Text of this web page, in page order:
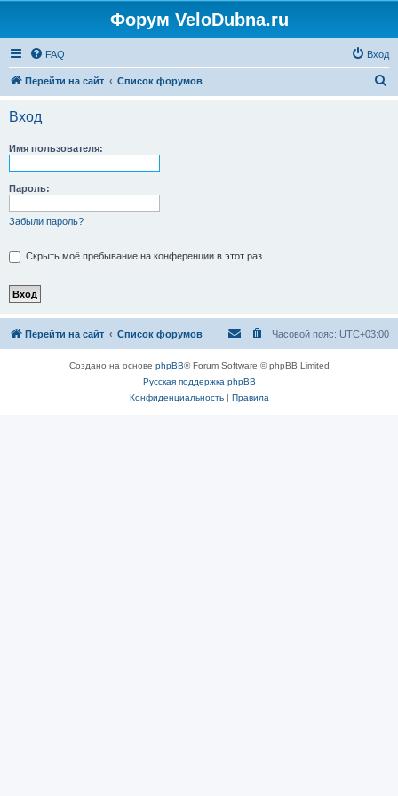
Форум VeloDubna.ru
FAQ Вход
Перейти на сайт Список форумов
Вход
Имя пользователя:
Пароль:
Забыли пароль?
Скрыть моё пребывание на конференции в этот раз
Перейти на сайт Список форумов Часовой пояс: UTC+03:00
Создано на основе phpBB® Forum Software © phpBB Limited
Русская поддержка phpBB
Конфиденциальность| Правила